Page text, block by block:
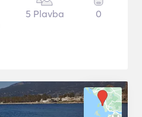
5 Plavba 0